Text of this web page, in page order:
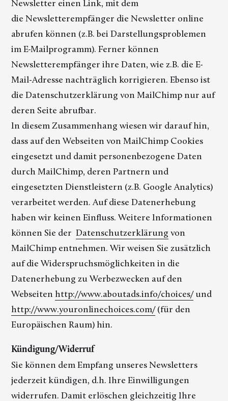
Newsletter einen Link, mit dem
die Newsletterempfänger die Newsletter online
abrufen können (z.B. bei Darstellungsproblemen
im E-Mailprogramm). Ferner können
Newsletterempfänger ihre Daten, wie z.B. die E-
Mail-Adresse nachträglich korrigieren. Ebenso ist
die Datenschutzerklärung von MailChimp nur auf
deren Seite abrufbar.
In diesem Zusammenhang wiesen wir darauf hin,
dass auf den Webseiten von MailChimp Cookies
eingesetzt und damit personenbezogene Daten
durch MailChimp, deren Partnern und
eingesetzten Dienstleistern (z.B. Google Analytics)
verarbeitet werden. Auf diese Datenerhebung
haben wir keinen Einfluss. Weitere Informationen
können Sie derDatenschutzerklärung von
MailChimp entnehmen. Wir weisen Sie zusätzlich
auf die Widerspruchsmöglichkeiten in die
Datenerhebung zu Werbezwecken auf den
Webseitenhttp://www.aboutads.info/choices/und
http://www.youronlinechoices.com/(für den
Europäischen Raum) hin.
Kündigung/Widerruf
Sie können dem Empfang unseres Newsletters
jederzeit kündigen, d.h. Ihre Einwilligungen
widerrufen. Damit erlöschen gleichzeitig Ihre